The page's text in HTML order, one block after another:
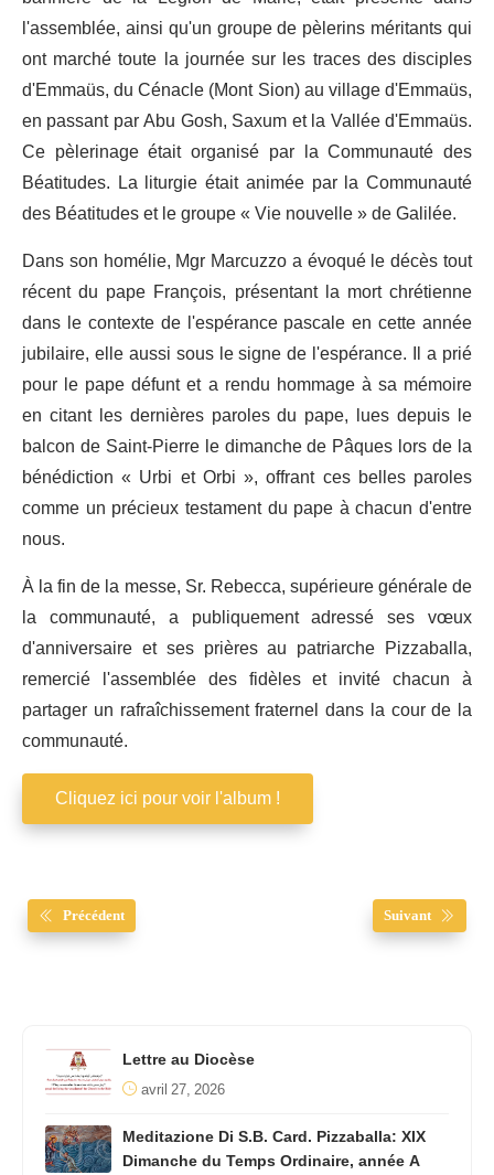
l'assemblée, ainsi qu'un groupe de pèlerins méritants qui
ont marché toute la journée sur les traces des disciples
d'Emmaüs, du Cénacle (Mont Sion) au village d'Emmaüs,
en passant par Abu Gosh, Saxum et la Vallée d'Emmaüs.
Ce pèlerinage était organisé par la Communauté des
Béatitudes. La liturgie était animée par la Communauté
des Béatitudes et le groupe « Vie nouvelle » de Galilée.
Dans son homélie, Mgr Marcuzzo a évoqué le décès tout
récent du pape François, présentant la mort chrétienne
dans le contexte de l'espérance pascale en cette année
jubilaire, elle aussi sous le signe de l'espérance. Il a prié
pour le pape défunt et a rendu hommage à sa mémoire
en citant les dernières paroles du pape, lues depuis le
balcon de Saint-Pierre le dimanche de Pâques lors de la
bénédiction « Urbi et Orbi », offrant ces belles paroles
comme un précieux testament du pape à chacun d'entre
nous.
À la fin de la messe, Sr. Rebecca, supérieure générale de
la communauté, a publiquement adressé ses vœux
d'anniversaire et ses prières au patriarche Pizzaballa,
remercié l'assemblée des fidèles et invité chacun à
partager un rafraîchissement fraternel dans la cour de la
communauté.
Cliquez ici pour voir l'album !
Précédent Suivant
Lettre au Diocèse
avril 27, 2026
Meditazione Di S.B. Card. Pizzaballa: XIX
Dimanche du Temps Ordinaire, année A